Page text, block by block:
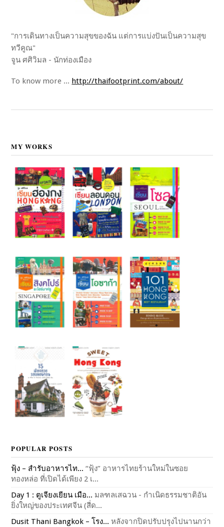
"การเดินทางเป็นความสุขของฉัน แต่การแบ่งปันเป็นความสุข
ทวีคูณ"
จูน ศศิวิมล - นักท่องเมือง
To know more ... http://thaifootprint.com/about/
MY WORKS
POPULAR POSTS
ฟุ้ง – สำรับอาหารไท... “ฟุ้ง” อาหารไทยร้านใหม่ในซอย
ทองหล่อ ที่เปิดได้เพียง 2 เ...
Day 1 : ตูเจียงเยียน เมือ... มลฑลเสฉวน - กำเนิดธรรมชาติอัน
ยิ่งใหญ่ของประเทศจีน (สี่ด...
Dusit Thani Bangkok – โรง... หลังจากปิดปรับปรุงไปนานกว่า